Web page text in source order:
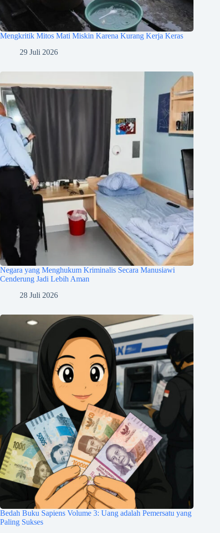
Mengkritik Mitos Mati Miskin Karena Kurang Kerja Keras
29 Juli 2026
Negara yang Menghukum Kriminalis Secara Manusiawi
Cenderung Jadi Lebih Aman
28 Juli 2026
Bedah Buku Sapiens Volume 3: Uang adalah Pemersatu yang
Paling Sukses